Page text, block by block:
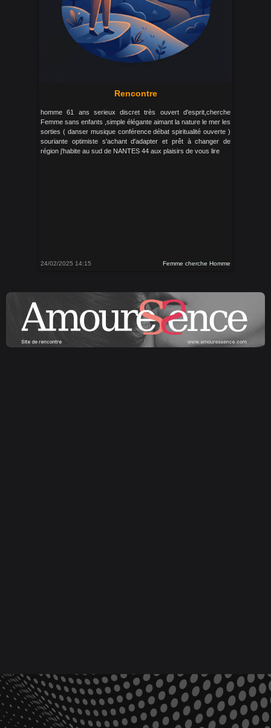
Rencontre
homme 61 ans serieux discret très ouvert d'esprit,cherche
Femme sans enfants ,simple élégante aimant la nature le mer les
sorties ( danser musique conférence débat spiritualité ouverte )
souriante optimiste s'achant d'adapter et prêt à changer de
région j'habite au sud de NANTES 44 aux plaisirs de vous lire
24/02/2025 14:15 Femme cherche Homme